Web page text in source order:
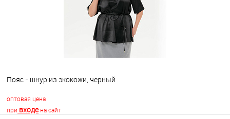
Пояс - шнур из экокожи, черный
оптовая цена
при входена сайт